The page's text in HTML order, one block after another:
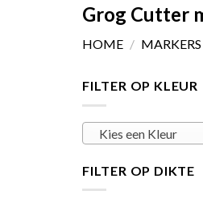
Grog Cutter
HOME / MARKERS
FILTER OP KLEUR
Kies een Kleur
FILTER OP DIKTE